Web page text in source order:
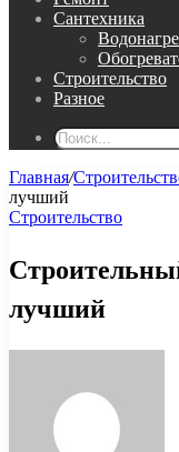
Сантехника
Строительство
Разное
Главная/
лучший
Строительство
лучший